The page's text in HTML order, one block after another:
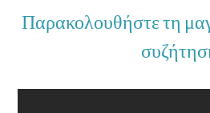
Παρακολουθήστε τη